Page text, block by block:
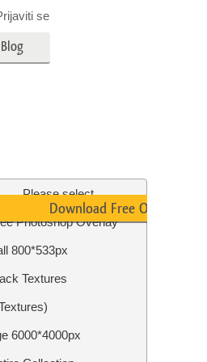
Blog
se
Please select
Photoshop Overlay
800*533px
Textures
6000*4000px
Download Free Overlay